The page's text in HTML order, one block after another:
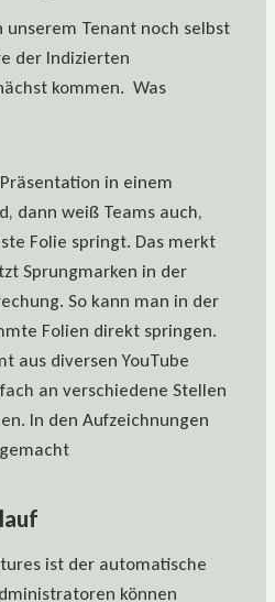
unserem Tenant noch selbst
der Indizierten
kommen. Was
in einem
dann weiß Teams auch,
Folie springt. Das merkt
Sprungmarken in der
So kann man in der
Folien direkt springen.
aus diversen YouTube
an verschiedene Stellen
In den Aufzeichnungen
ist der automatische
können